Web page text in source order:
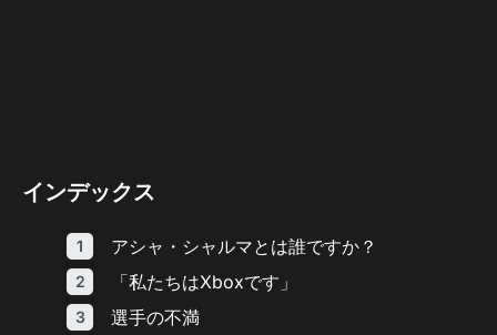
インデックス
アシャ・シャルマとは誰ですか？
「私たちはXboxです」
選手の不満